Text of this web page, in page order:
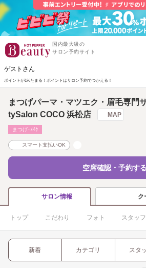
国内最大級の
サロン予約サイト
ゲストさん
ポイントが1%たまる！ ポイントはサロン予約でつかえる！
まつげパーマ・マツエク・眉毛専
tySalon COCO 浜松店
MAP
まつげ･ﾒｲｸ
スマート支払いOK
空席確認・予約する
サロン情報 ク
トップ こだわり フォト スタッフ
新着 カテゴリ スタ